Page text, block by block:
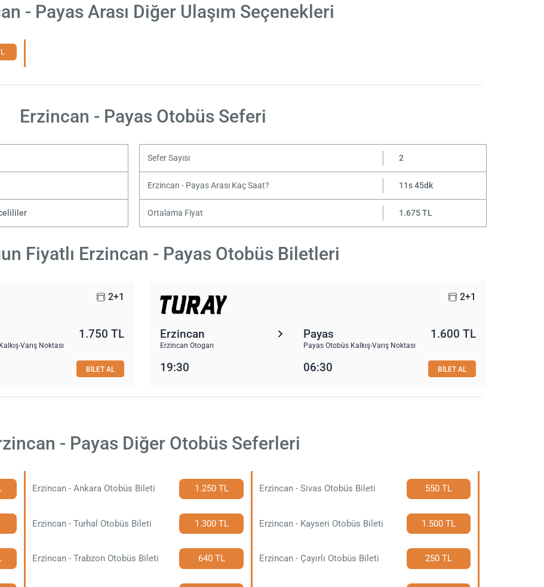
- Payas Arası Diğer Ulaşım Seçenekleri
Erzincan - Payas Otobüs Seferi
Sefer Sayısı 2
Erzincan - Payas Arası Kaç Saat? 11s 45dk
Ortalama Fiyat 1.675 TL
Fiyatlı Erzincan - Payas Otobüs Biletleri
2+1
Varış Noktası
1.750 TL
BİLET AL
2+1
Erzincan
Erzincan Otogarı
Payas
Payas Otobüs Kalkış-Varış Noktası
1.600 TL
19:30 06:30 BİLET AL
- Payas Diğer Otobüs Seferleri
Erzincan - Ankara Otobüs Bileti 1.250 TL Erzincan - Sivas Otobüs Bileti 550 TL
Erzincan - Turhal Otobüs Bileti 1.300 TL Erzincan - Kayseri Otobüs Bileti 1.500 TL
Erzincan - Trabzon Otobüs Bileti 640 TL Erzincan - Çayırlı Otobüs Bileti 250 TL